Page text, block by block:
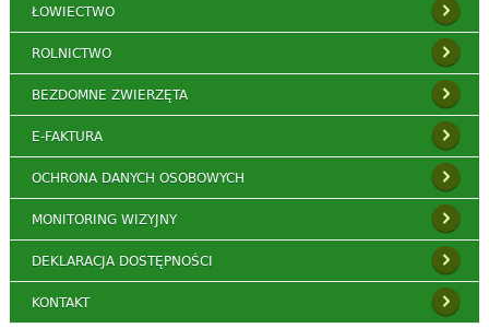
ŁOWIECTWO
ROLNICTWO
BEZDOMNE ZWIERZĘTA
E-FAKTURA
OCHRONA DANYCH OSOBOWYCH
MONITORING WIZYJNY
DEKLARACJA DOSTĘPNOŚCI
KONTAKT